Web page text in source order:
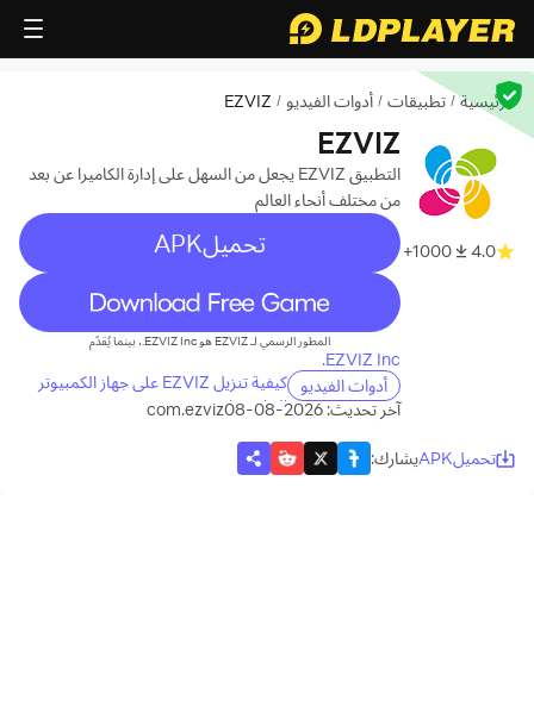
الرئيسية / تطبيقات / أدوات الفيديو /
EZVIZ
4.0
1000+
EZVIZ
التطبيق EZVIZ يجعل من السهل على إدارة الكاميرا عن بعد
من مختلف أنحاء العالم
تحميلAPK
recommend
المطور الرسمي لـ EZVIZ هو EZVIZ Inc.، بينما يُقدّم
EZVIZ Inc.
أدوات الفيديو
كيفية تنزيل EZVIZ على جهاز الكمبيوتر
الخاص بك
آخر تحديث: 2026-08-08 com.ezviz
تحميلAPK يشارك: